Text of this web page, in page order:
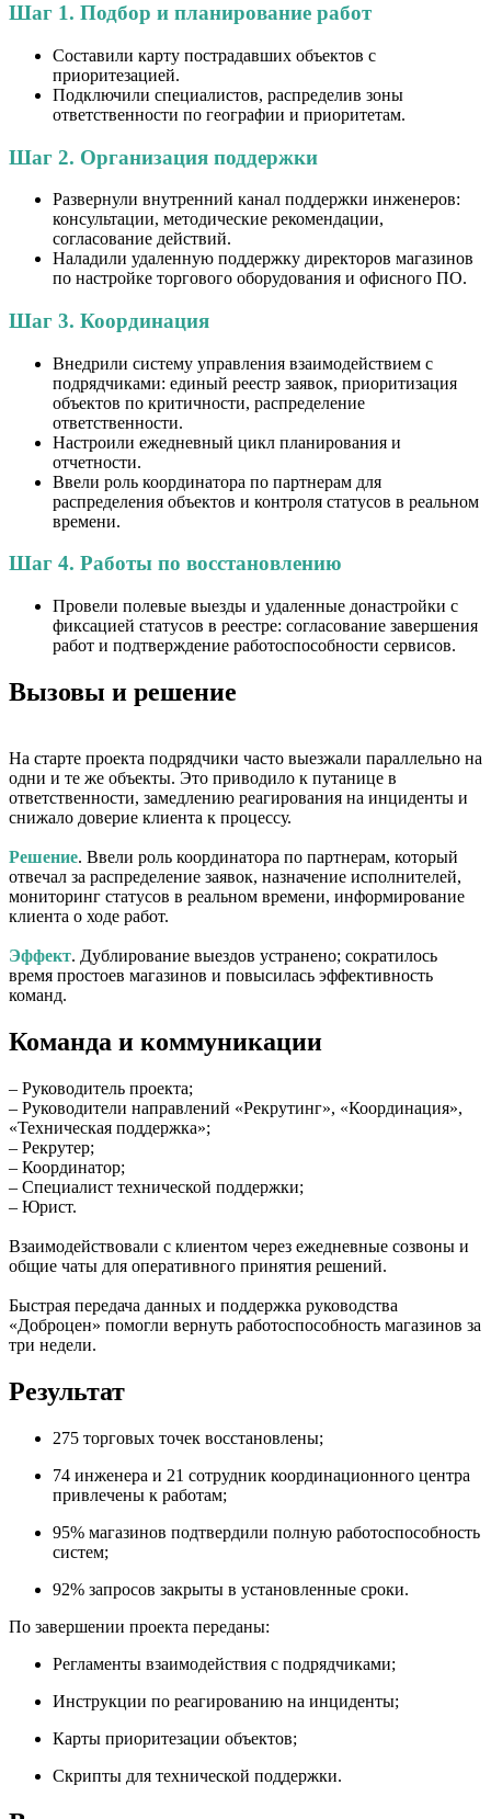
Шаг 1. Подбор и планирование работ
Составили карту пострадавших объектов с
приоритезацией.
Подключили специалистов, распределив зоны
ответственности по географии и приоритетам.
Шаг 2. Организация поддержки
Развернули внутренний канал поддержки инженеров:
консультации, методические рекомендации,
согласование действий.
Наладили удаленную поддержку директоров магазинов
по настройке торгового оборудования и офисного ПО.
Шаг 3. Координация
Внедрили систему управления взаимодействием с
подрядчиками: единый реестр заявок, приоритизация
объектов по критичности, распределение
ответственности.
Настроили ежедневный цикл планирования и
отчетности.
Ввели роль координатора по партнерам для
распределения объектов и контроля статусов в реальном
времени.
Шаг 4. Работы по восстановлению
Провели полевые выезды и удаленные донастройки с
фиксацией статусов в реестре: согласование завершения
работ и подтверждение работоспособности сервисов.
Вызовы и решение
На старте проекта подрядчики часто выезжали параллельно на
одни и те же объекты. Это приводило к путанице в
ответственности, замедлению реагирования на инциденты и
снижало доверие клиента к процессу.
Решение. Ввели роль координатора по партнерам, который
отвечал за распределение заявок, назначение исполнителей,
мониторинг статусов в реальном времени, информирование
клиента о ходе работ.
Эффект. Дублирование выездов устранено; сократилось
время простоев магазинов и повысилась эффективность
команд.
Команда и коммуникации
– Руководитель проекта;
– Руководители направлений «Рекрутинг», «Координация»,
«Техническая поддержка»;
– Рекрутер;
– Координатор;
– Специалист технической поддержки;
– Юрист.
Взаимодействовали с клиентом через ежедневные созвоны и
общие чаты для оперативного принятия решений.
Быстрая передача данных и поддержка руководства
«Доброцен» помогли вернуть работоспособность магазинов за
три недели.
Результат
275 торговых точек восстановлены;
74 инженера и 21 сотрудник координационного центра
привлечены к работам;
95% магазинов подтвердили полную работоспособность
систем;
92% запросов закрыты в установленные сроки.
По завершении проекта переданы:
Регламенты взаимодействия с подрядчиками;
Инструкции по реагированию на инциденты;
Карты приоритезации объектов;
Скрипты для технической поддержки.